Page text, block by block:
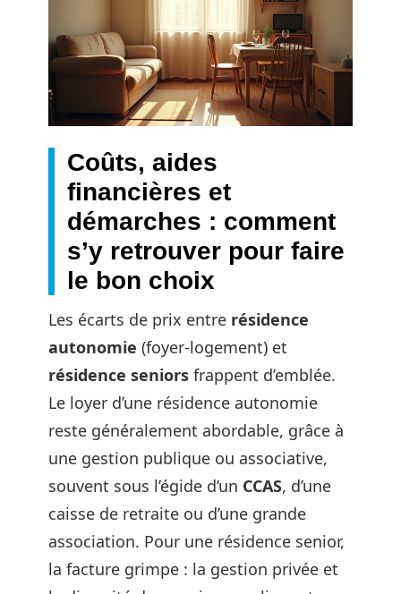
Coûts, aides
financières et
démarches : comment
s’y retrouver pour faire
le bon choix
Les écarts de prix entre résidence
autonomie (foyer-logement) et
résidence seniors frappent d’emblée.
Le loyer d’une résidence autonomie
reste généralement abordable, grâce à
une gestion publique ou associative,
souvent sous l’égide d’un CCAS, d’une
caisse de retraite ou d’une grande
association. Pour une résidence senior,
la facture grimpe : la gestion privée et